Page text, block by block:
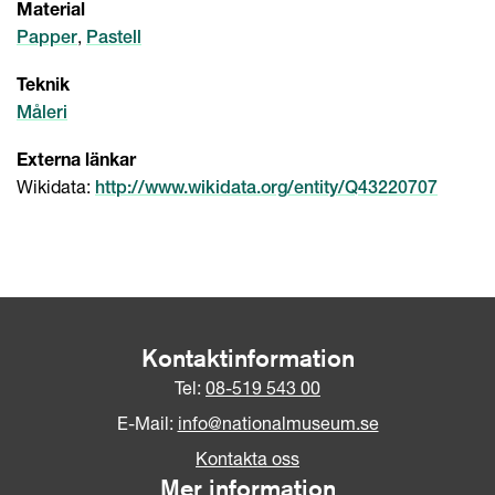
Material
Papper, Pastell
Teknik
Måleri
Externa länkar
Wikidata: http://www.wikidata.org/entity/Q43220707
Kontaktinformation
Tel: 08-519 543 00
E-Mail: info@nationalmuseum.se
Kontakta oss
Mer information